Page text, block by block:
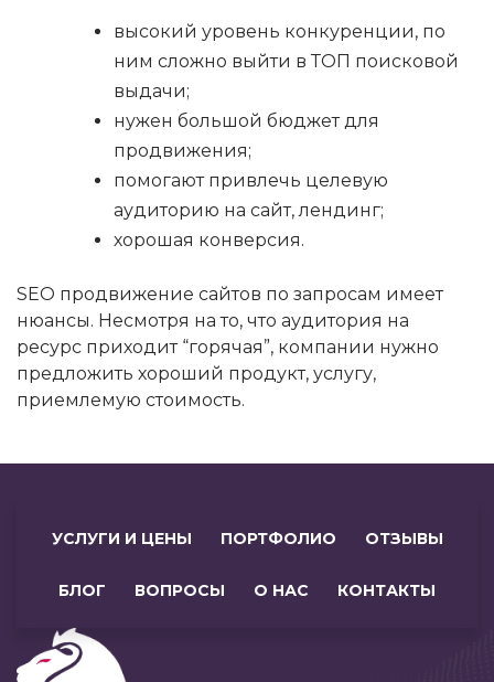
высокий уровень конкуренции, по
ним сложно выйти в ТОП поисковой
выдачи;
нужен большой бюджет для
продвижения;
помогают привлечь целевую
аудиторию на сайт, лендинг;
хорошая конверсия.
SEO продвижение сайтов по запросам имеет
нюансы. Несмотря на то, что аудитория на
ресурс приходит “горячая”, компании нужно
предложить хороший продукт, услугу,
приемлемую стоимость.
УСЛУГИ И ЦЕНЫ ПОРТФОЛИО ОТЗЫВЫ
БЛОГ ВОПРОСЫ О НАС КОНТАКТЫ